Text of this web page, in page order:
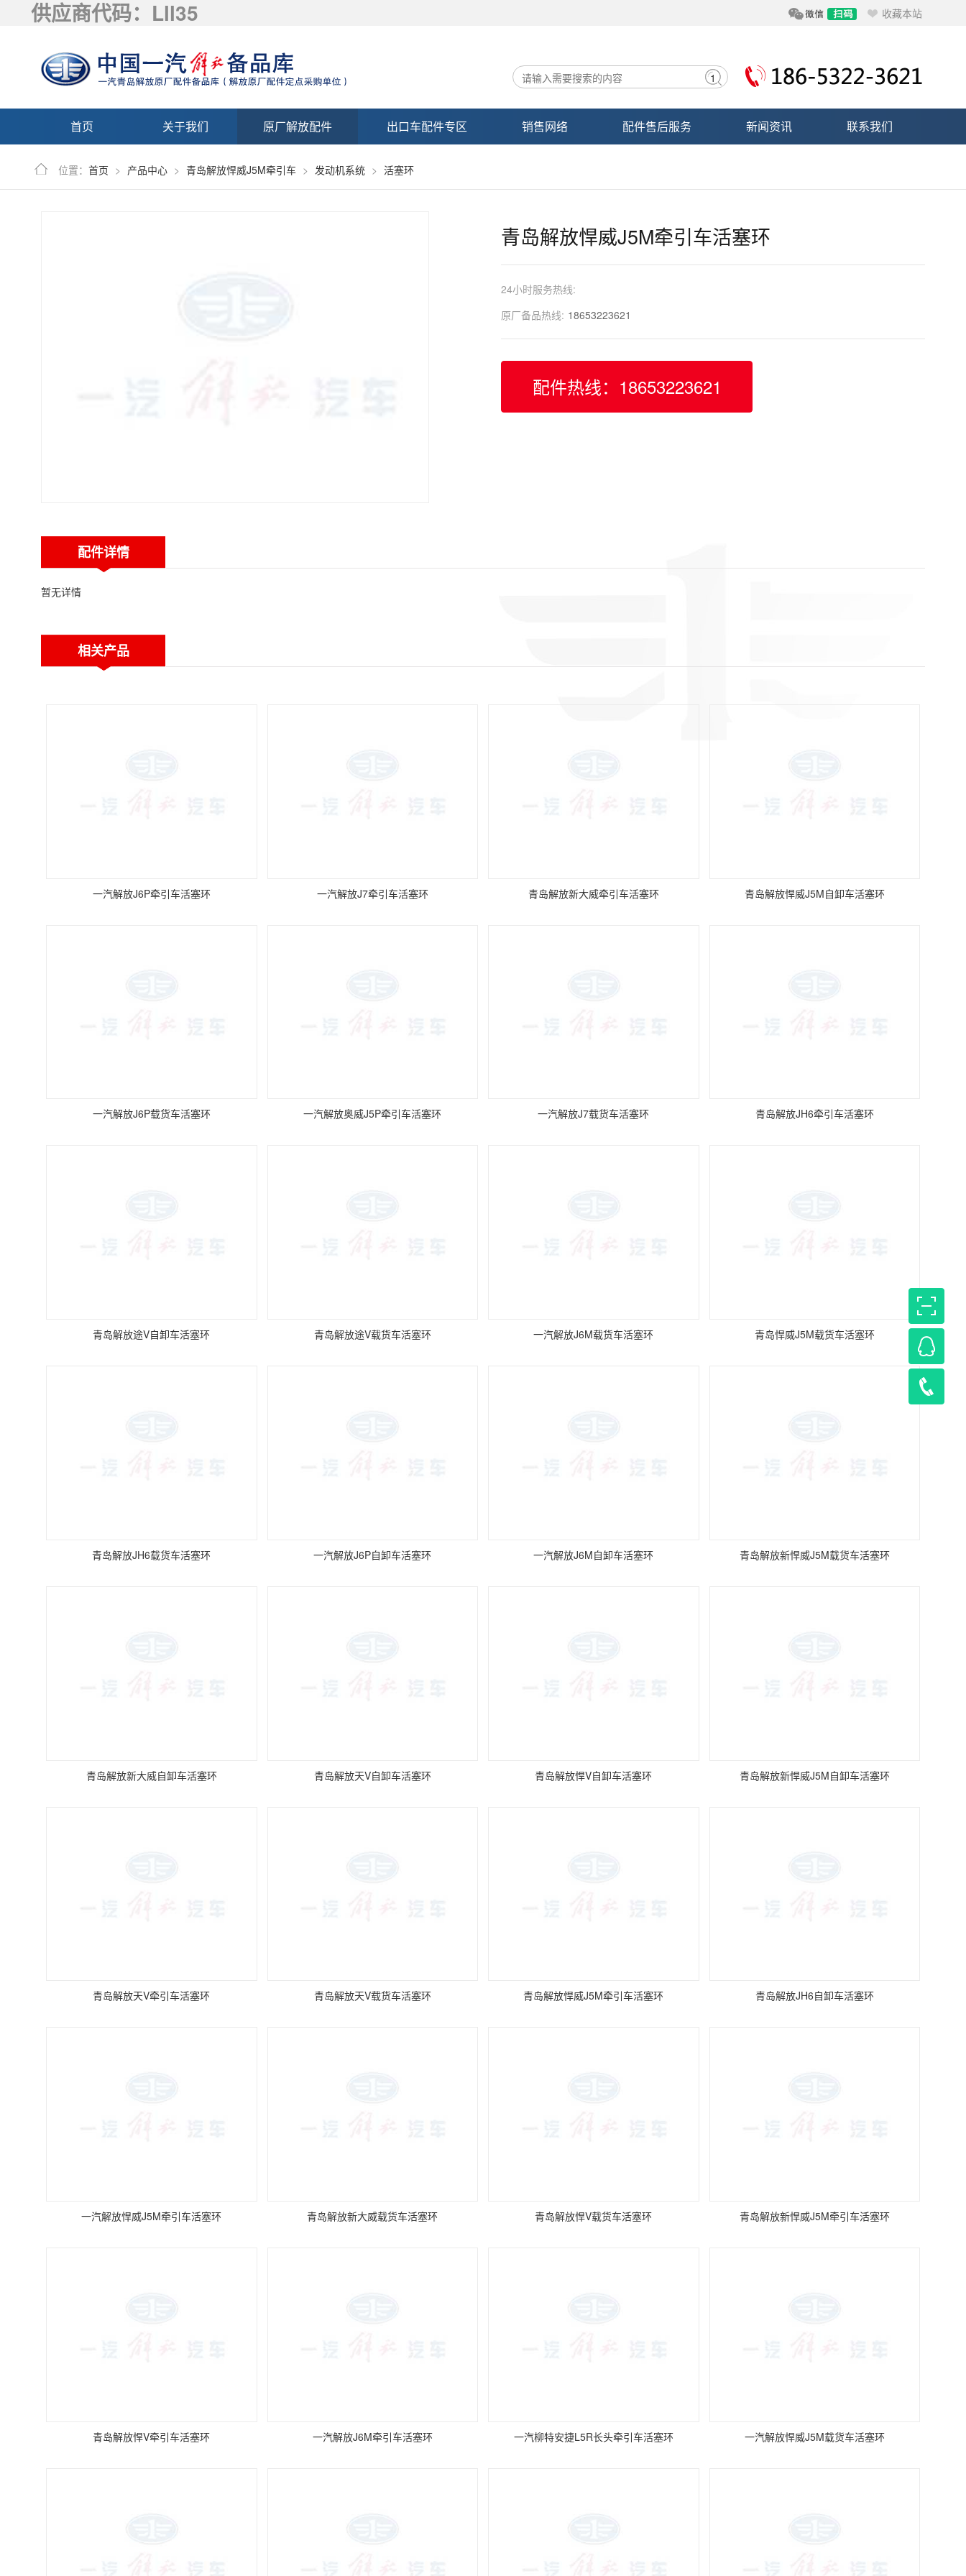
供应商代码：Lll35 收藏本站
首页 关于我们 原厂解放配件 出口车配件专区 销售网络 配件售后服务 新闻资讯 联系我们
位置： 首页 > 产品中心 > 青岛解放悍威J5M牵引车 > 发动机系统 > 活塞环
青岛解放悍威J5M牵引车活塞环
24小时服务热线:
原厂备品热线: 18653223621
配件热线：18653223621
配件详情
暂无详情
相关产品
一汽解放J6P牵引车活塞环 一汽解放J7牵引车活塞环 青岛解放新大威牵引车活塞环 青岛解放悍威J5M自卸车活塞环
一汽解放J6P载货车活塞环 一汽解放奥威J5P牵引车活塞环 一汽解放J7载货车活塞环 青岛解放JH6牵引车活塞环
青岛解放途V自卸车活塞环 青岛解放途V载货车活塞环 一汽解放J6M载货车活塞环 青岛悍威J5M载货车活塞环
青岛解放JH6载货车活塞环 一汽解放J6P自卸车活塞环 一汽解放J6M自卸车活塞环 青岛解放新悍威J5M载货车活塞环
青岛解放新大威自卸车活塞环 青岛解放天V自卸车活塞环 青岛解放悍V自卸车活塞环 青岛解放新悍威J5M自卸车活塞环
青岛解放天V牵引车活塞环 青岛解放天V载货车活塞环 青岛解放悍威J5M牵引车活塞环 青岛解放JH6自卸车活塞环
一汽解放悍威J5M牵引车活塞环 青岛解放新大威载货车活塞环 青岛解放悍V载货车活塞环 青岛解放新悍威J5M牵引车活塞环
青岛解放悍V牵引车活塞环 一汽解放J6M牵引车活塞环 一汽柳特安捷L5R长头牵引车活塞环 一汽解放悍威J5M载货车活塞环